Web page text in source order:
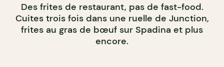
Des frites de restaurant, pas de fast-food.
Cuites trois fois dans une ruelle de Junction,
frites au gras de bœuf sur Spadina et plus
encore.